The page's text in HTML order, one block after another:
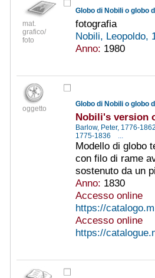
mat.
grafico/
foto
Globo di Nobili o globo
fotografia
Nobili, Leopoldo,
Anno: 1980
oggetto
Globo di Nobili o globo
Nobili's version
Barlow, Peter, 1776-
1775-1836
...
Modello di globo
con filo di rame
sostenuto da un
Anno: 1830
Accesso online
https://
Accesso online
https://